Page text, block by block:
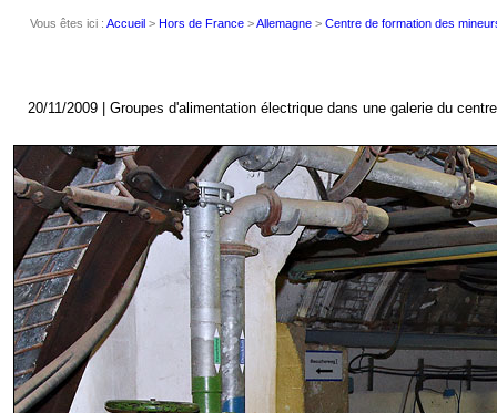
Vous êtes ici : Accueil > Hors de France >Allemagne > Centre de formation des
20/11/2009 | Groupes d'alimentation électrique dans une galerie du